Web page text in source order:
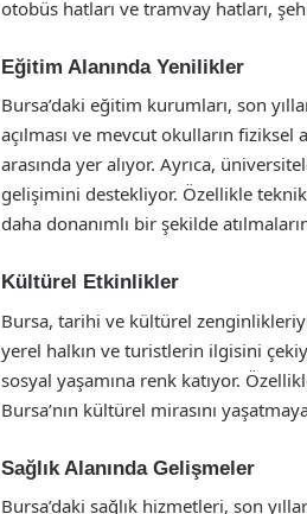
otobüs hatları ve tramvay hatları,
Eğitim Alanında Yenilikler
Bursa’daki eğitim kurumları, son
açılması ve mevcut okulların
arasında yer alıyor. Ayrıca,
gelişimini destekliyor. Özellikle
daha donanımlı bir şekilde
Kültürel Etkinlikler
Bursa, tarihi ve kültürel
yerel halkın ve turistlerin ilgisini
sosyal yaşamına renk katıyor.
Bursa’nın kültürel mirasını
Sağlık Alanında Gelişmeler
Bursa’daki sağlık hizmetleri, son